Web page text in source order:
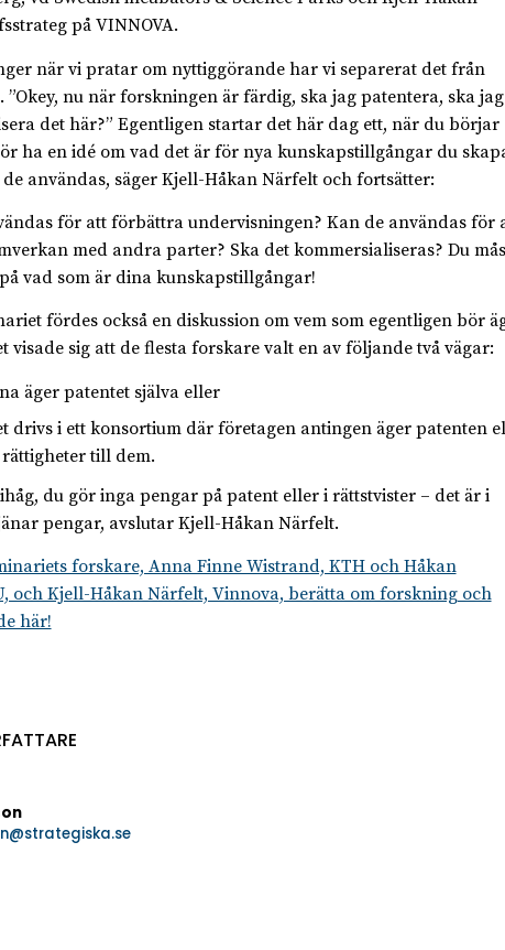
på VINNOVA.
när vi pratar om nyttiggörande har vi separerat det från
nu när forskningen är färdig, ska jag patentera, ska jag
det här?” Egentligen startar det här dag ett, när du börjar
ha en idé om vad det är för nya kunskapstillgångar du
användas, säger Kjell-Håkan Närfelt och fortsätter:
för att förbättra undervisningen? Kan de användas för
med andra parter? Ska det kommersialiseras? Du
vad som är dina kunskapstillgångar!
fördes också en diskussion om vem som egentligen bör
visade sig att de flesta forskare valt en av följande två vägar:
äger patentet själva eller
drivs i ett konsortium där företagen antingen äger patenten
till dem.
du gör inga pengar på patent eller i rättstvister – det är i
pengar, avslutar Kjell-Håkan Närfelt.
forskare, Anna Finne Wistrand, KTH och Håkan
och Kjell-Håkan Närfelt, Vinnova, berätta om forskning och
här!